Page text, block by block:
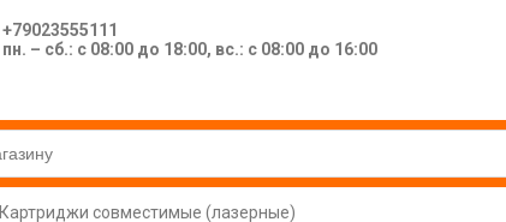
+79023555111
пн. – сб.: с 08:00 до 18:00, вс.: с 08:00 до 16:00
Картриджи совместимые (лазерные)